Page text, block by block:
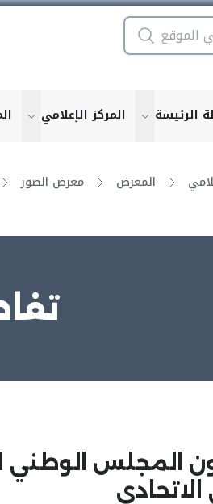
show submenu
الرئيسة submenu for "More"
المركز الإعلامي
المعرض معرض الصور
المجلس